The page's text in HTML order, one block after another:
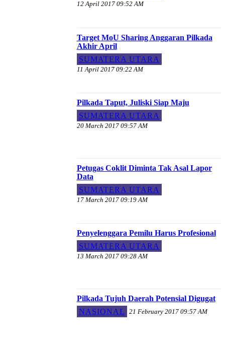
12 April 2017 09:52 AM
Target MoU Sharing Anggaran Pilkada
Akhir April
SUMATERA UTARA
11 April 2017 09:22 AM
Pilkada Taput, Juliski Siap Maju
SUMATERA UTARA
20 March 2017 09:57 AM
Petugas Coklit Diminta Tak Asal Lapor
Data
SUMATERA UTARA
17 March 2017 09:19 AM
Penyelenggara Pemilu Harus Profesional
SUMATERA UTARA
13 March 2017 09:28 AM
Pilkada Tujuh Daerah Potensial Digugat
NASIONAL
21 February 2017 09:57 AM